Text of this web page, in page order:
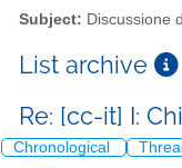
Subject: Discussione
List archive
Re: [cc-it] I:
Chronological